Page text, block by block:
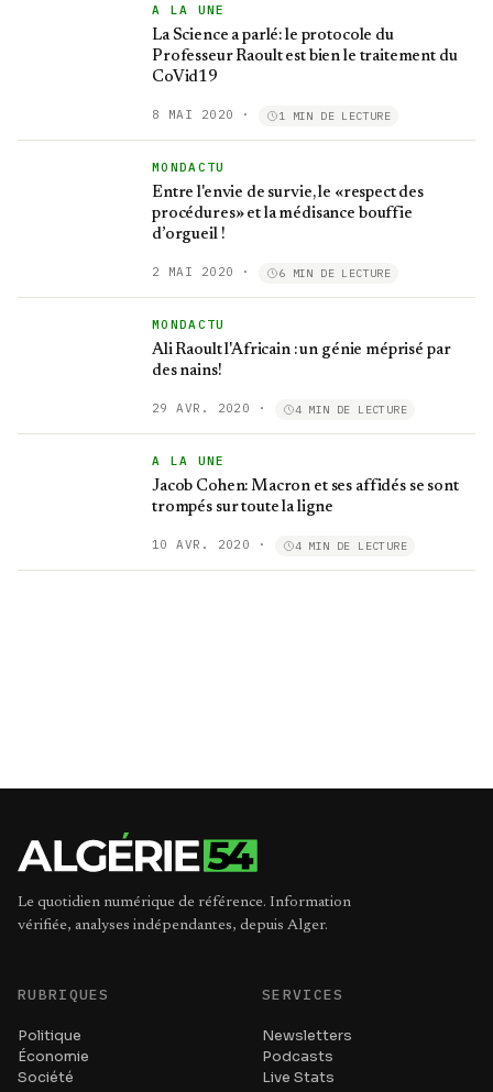
A LA UNE
La Science a parlé: le protocole du
Professeur Raoult est bien le traitement du
CoVid19
8 MAI 2020 · 1 MIN DE LECTURE
MONDACTU
Entre l'envie de survie, le «respect des
procédures» et la médisance bouffie
d’orgueil !
2 MAI 2020 · 6 MIN DE LECTURE
MONDACTU
Ali Raoult l'Africain : un génie méprisé par
des nains!
29 AVR. 2020 · 4 MIN DE LECTURE
A LA UNE
Jacob Cohen: Macron et ses affidés se sont
trompés sur toute la ligne
10 AVR. 2020 · 4 MIN DE LECTURE
Le quotidien numérique de référence. Information
vérifiée, analyses indépendantes, depuis Alger.
RUBRIQUES
Politique
Économie
Société
SERVICES
Newsletters
Podcasts
Live Stats